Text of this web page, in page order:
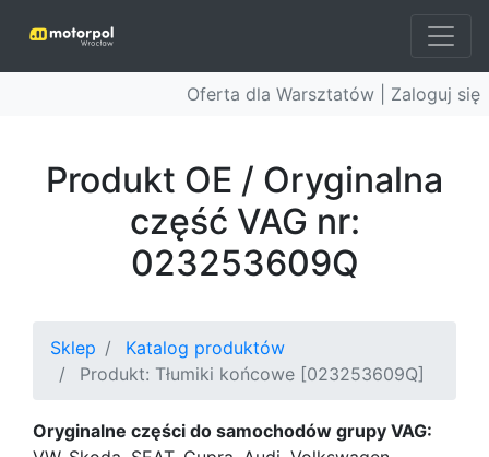
Oferta dla Warsztatów | Zaloguj się
Produkt OE / Oryginalna
część VAG nr:
023253609Q
Sklep
Katalog produktów
Produkt: Tłumiki końcowe [023253609Q]
Oryginalne części do samochodów grupy VAG: